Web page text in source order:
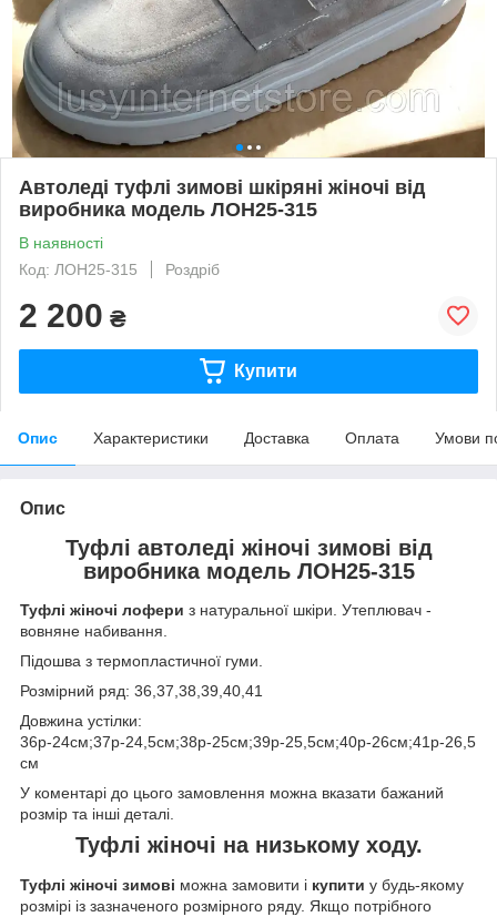
Автоледі туфлі зимові шкіряні жіночі від
виробника модель ЛОН25-315
В наявності
Код: ЛОН25-315
Роздріб
2 200 ₴
Купити
Опис Характеристики Доставка Оплата Умови
Опис
Туфлі автоледі жіночі зимові від
виробника модель ЛОН25-315
Туфлі жіночі лофери з натуральної шкіри. Утеплювач -
вовняне набивання.
Підошва з термопластичної гуми.
Розмірний ряд: 36,37,38,39,40,41
Довжина устілки:
36р-24см;37р-24,5см;38р-25см;39р-25,5см;40р-26см;41р-26,5
см
У коментарі до цього замовлення можна вказати бажаний
розмір та інші деталі.
Туфлі жіночі на низькому ходу.
Туфлі жіночі зимові можна замовити і купити у будь-якому
розмірі із зазначеного розмірного ряду. Якщо потрібного